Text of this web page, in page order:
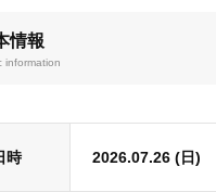
情報
information
時 2026.07.26 (日)